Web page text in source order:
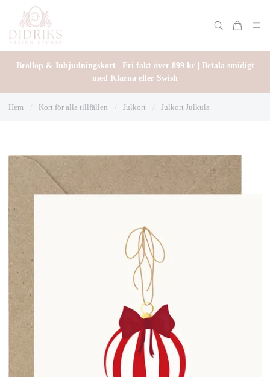
Bröllop & Inbjudningskort | Fri fakt över 899 kr | Betala smidigt
med Klarna eller Swish
Hem Kort för alla tillfällen Julkort Julkort Julkula